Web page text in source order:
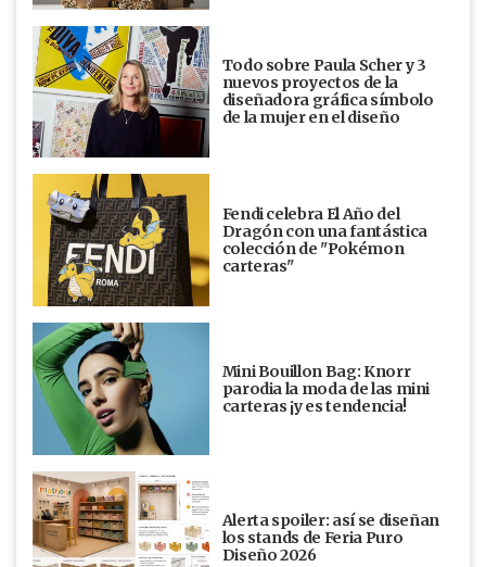
Todo sobre Paula Scher y 3
nuevos proyectos de la
diseñadora gráfica símbolo
de la mujer en el diseño
Fendi celebra El Año del
Dragón con una fantástica
colección de "Pokémon
carteras"
Mini Bouillon Bag: Knorr
parodia la moda de las mini
carteras ¡y es tendencia!
Alerta spoiler: así se diseñan
los stands de Feria Puro
Diseño 2026